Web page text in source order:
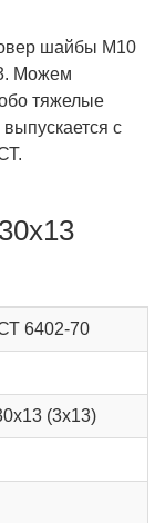
шайбы М10
Можем
тяжелые
с
6402-70
(3х13)